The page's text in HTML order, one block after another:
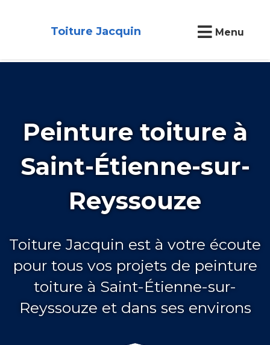
Toiture Jacquin Menu
Peinture toiture à
Saint-Étienne-sur-
Reyssouze
Toiture Jacquin est à votre écoute
pour tous vos projets de peinture
toiture à Saint-Étienne-sur-
Reyssouze et dans ses environs